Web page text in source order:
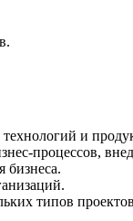
и
процессов,
бизнеса.
типов